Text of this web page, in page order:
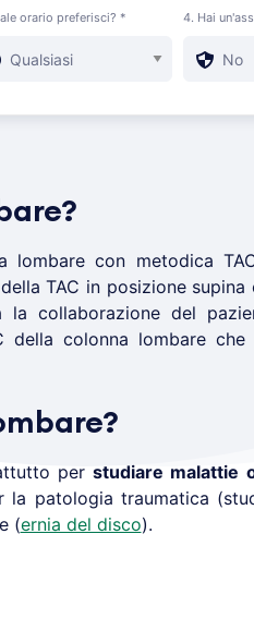
orario preferisci? * 4. Hai
lombare con metodica
TAC in posizione supina
la collaborazione del
della colonna lombare che
perstudiare malattie
la patologia traumatica
(ernia del disco).